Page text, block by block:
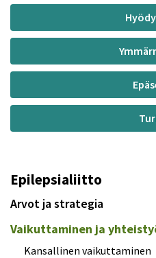
Epilepsialiitto
Arvot ja strategia
Vaikuttaminen ja
Kansallinen vaikuttaminen